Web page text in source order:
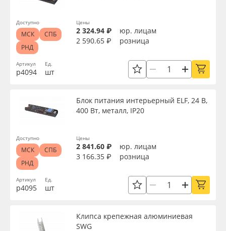
Артикул
р4094
Ед.
шт
Цены
2 324.94 ₽
юр. лицам
2 590.65 ₽
розница
Доступно
МСК
СПБ
РНД
Артикул
р4095
Блок питания интерьерный ELF, 24 В,
400 Вт, металл, IP20
Ед.
шт
Цены
2 841.60 ₽
юр. лицам
3 166.35 ₽
розница
Доступно
МСК
СПБ
РНД
Клипса крепежная алюминиевая
SWG